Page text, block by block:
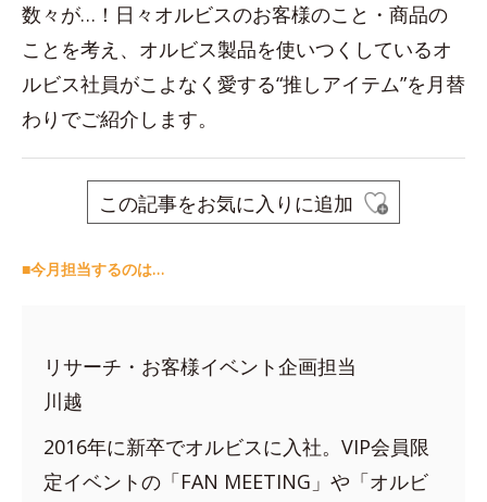
数々が…！日々オルビスのお客様のこと・商品の
ことを考え、オルビス製品を使いつくしているオ
ルビス社員がこよなく愛する“推しアイテム”を月替
わりでご紹介します。
この記事をお気に入りに追加
■今月担当するのは…
リサーチ・お客様イベント企画担当
川越
2016年に新卒でオルビスに入社。VIP会員限
定イベントの「FAN MEETING」や「オルビ